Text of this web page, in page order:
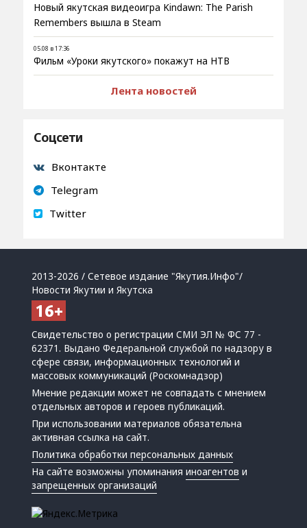
Новый якутская видеоигра Kindawn: The Parish
Remembers вышла в Steam
05.08 в 17:36
Фильм «Уроки якутского» покажут на НТВ
Лента новостей
Соцсети
Вконтакте
Telegram
Twitter
2013-2026 / Сетевое издание "Якутия.Инфо"/
Новости Якутии и Якутска
Свидетельство о регистрации СМИ ЭЛ № ФС 77 -
62371. Выдано Федеральной службой по надзору в
сфере связи, информационных технологий и
массовых коммуникаций (Роскомнадзор)
Мнение редакции может не совпадать с мнением
отдельных авторов и героев публикаций.
При использовании материалов обязательна
активная ссылка на сайт.
Политика обработки персональных данных
На сайте возможны упоминанияиноагентов и
запрещенных организаций